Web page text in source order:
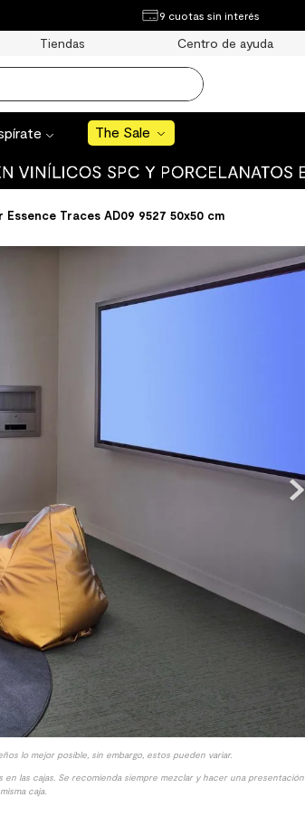
9 cuotas sin interés
Tiendas Centro de ayuda
The Sale
The Sale
¿Qué estás buscando?
BUSCADOS
muro
mate
ducha
Traces AD09 9527 50x50 cm
lo mejor posible, sin embargo, estos pueden variar.
las cajas. Se recomienda siempre mezclar y hacer una presentación
caja.